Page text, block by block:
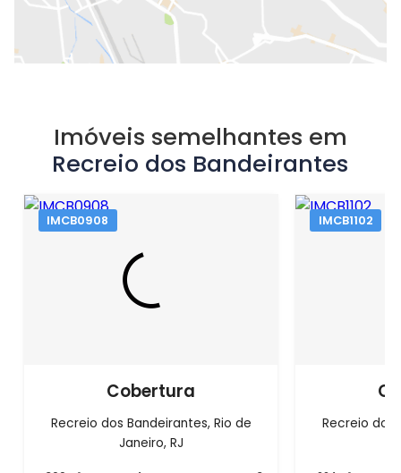
Imóveis semelhantes em
Recreio dos Bandeirantes
IMCB0908
Cobertura
Recreio dos Bandeirantes, Rio de
Janeiro, RJ
IMCB1102
Recreio dos